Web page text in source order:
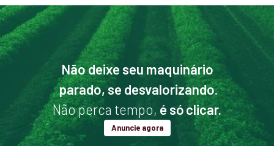
Não deixe seu maquinário
parado, se desvalorizando.
Não perca tempo, é só clicar.
Anuncie agora